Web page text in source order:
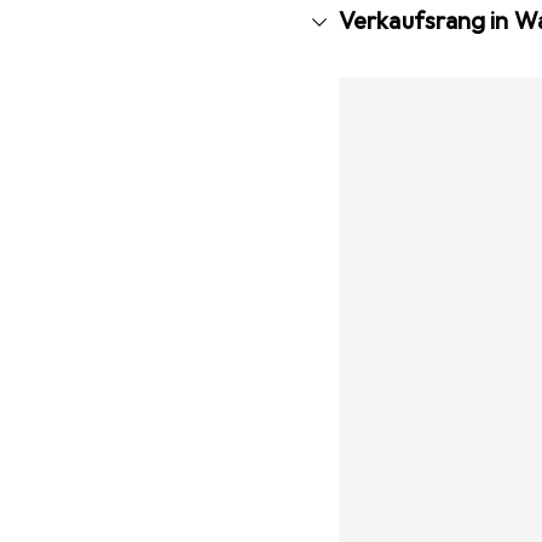
Verkaufsrang in